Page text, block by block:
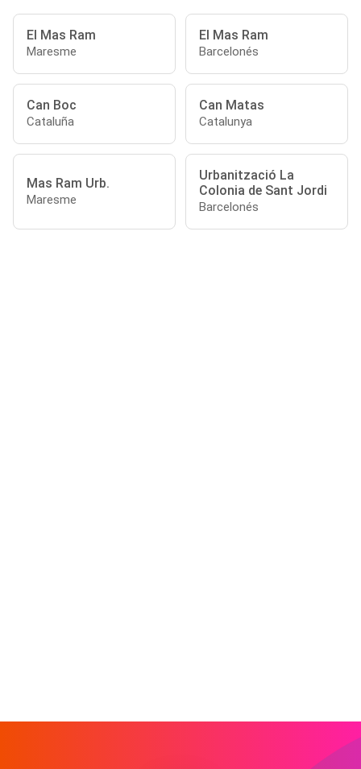
El Mas Ram
Maresme
El Mas Ram
Barcelonés
Can Boc
Cataluña
Can Matas
Catalunya
Mas Ram Urb.
Maresme
Urbanització La
Colonia de Sant Jordi
Barcelonés